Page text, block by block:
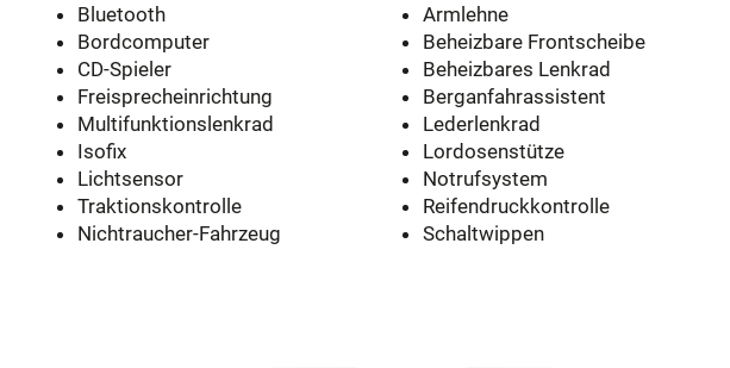
Bluetooth
Bordcomputer
CD-Spieler
Freisprecheinrichtung
Multifunktionslenkrad
Isofix
Lichtsensor
Traktionskontrolle
Nichtraucher-Fahrzeug
Armlehne
Beheizbare Frontscheibe
Beheizbares Lenkrad
Berganfahrassistent
Lederlenkrad
Lordosenstütze
Notrufsystem
Reifendruckkontrolle
Schaltwippen